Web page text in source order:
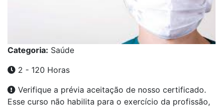
Categoria: Saúde
2 - 120 Horas
Verifique a prévia aceitação de nosso certificado.
Esse curso não habilita para o exercício da profissão,